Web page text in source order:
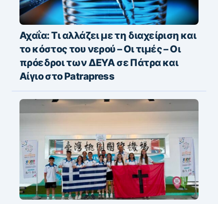
Αχαΐα: Τι αλλάζει με τη διαχείριση και
το κόστος του νερού – Οι τιμές – Οι
πρόεδροι των ΔΕΥΑ σε Πάτρα και
Αίγιο στο Patrapress